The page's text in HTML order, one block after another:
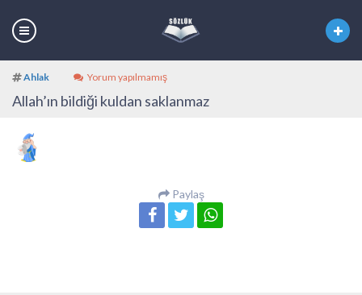
Ahlak Yorum yapılmamış
Allah’ın bildiği kuldan saklanmaz
Paylaş